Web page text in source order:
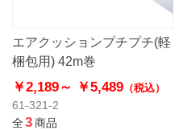
エアクッションプチプチ(軽
梱包用) 42m巻
￥2,189～ ￥5,489 （税込）
61-321-2
全3商品